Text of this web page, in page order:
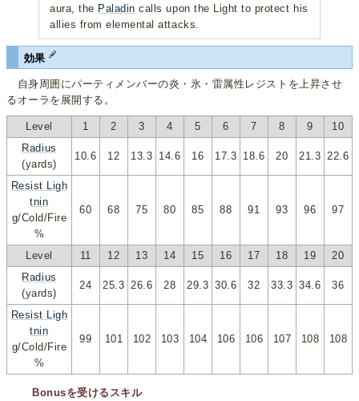
aura, the Paladin calls upon the Light to protect his
allies from elemental attacks.
効果
自身周囲にパーティメンバーの炎・氷・雷属性レジストを上昇させ
るオーラを展開する。
Level 1 2 3 4 5 6 7 8 9
10
Radius
(yards)
10.6 12 13.3 14.6 16 17.3 18.6 20 21.3 22.6
Resist Ligh
tnin
g/Cold/Fire
%
60 68 75 80 85 88 91 93 96 97
Level 11 12 13 14 15 16 17 18 19
20
Radius
(yards)
24 25.3 26.6 28 29.3 30.6 32 33.3 34.6 36
Resist Ligh
tnin
g/Cold/Fire
%
99 101 102 103 104 106 106 107 108 108
Bonusを受けるスキル